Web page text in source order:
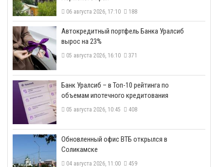
06 августа 2026, 17:10 188
​Автокредитный портфель Банка Уралсиб
вырос на 23%
05 августа 2026, 16:10 371
​Банк Уралсиб – в Топ-10 рейтинга по
объемам ипотечного кредитования
05 августа 2026, 10:45 408
​Обновленный офис ВТБ открылся в
Соликамске
04 августа 2026, 11:00 459